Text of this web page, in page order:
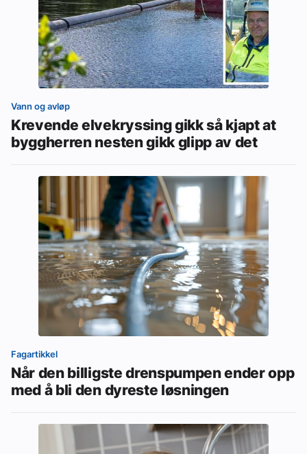
Vann og avløp
Krevende elvekryssing gikk så kjapt at
byggherren nesten gikk glipp av det
Fagartikkel
Når den billigste drenspumpen ender opp
med å bli den dyreste løsningen